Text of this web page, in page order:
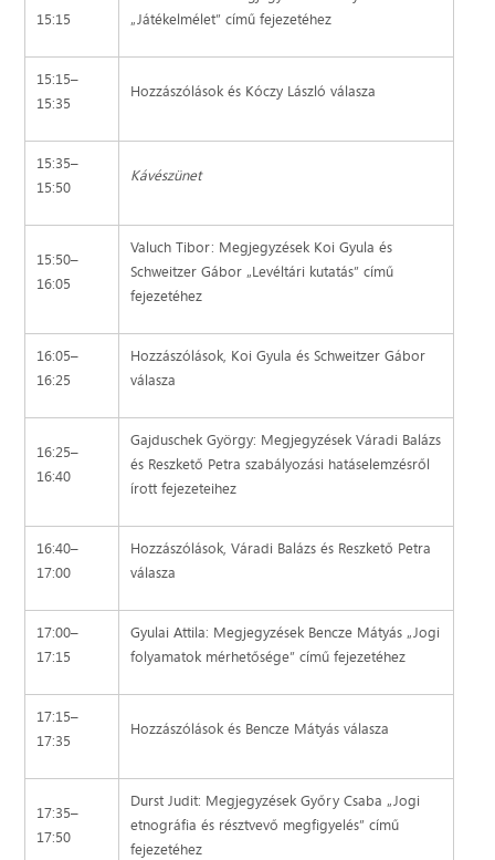
15:15
„Játékelmélet” című fejezetéhez
15:15–
15:35
Hozzászólások és Kóczy László válasza
15:35–
15:50
Kávészünet
15:50–
16:05
Valuch Tibor: Megjegyzések Koi Gyula és
Schweitzer Gábor „Levéltári kutatás” című
fejezetéhez
16:05–
16:25
Hozzászólások, Koi Gyula és Schweitzer Gábor
válasza
16:25–
16:40
Gajduschek György: Megjegyzések Váradi Balázs
és Reszkető Petra szabályozási hatáselemzésről
írott fejezeteihez
16:40–
17:00
Hozzászólások, Váradi Balázs és Reszkető Petra
válasza
17:00–
17:15
Gyulai Attila: Megjegyzések Bencze Mátyás „Jogi
folyamatok mérhetősége” című fejezetéhez
17:15–
17:35
Hozzászólások és Bencze Mátyás válasza
17:35–
17:50
Durst Judit: Megjegyzések Győry Csaba „Jogi
etnográfia és résztvevő megfigyelés” című
fejezetéhez